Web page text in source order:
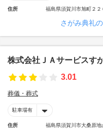
住所 福島県須賀川市旭町２２
さがみ典礼
株式会社ＪＡサービスす
3.01
葬儀・葬式
駐車場有
住所 福島県須賀川市大桑原地